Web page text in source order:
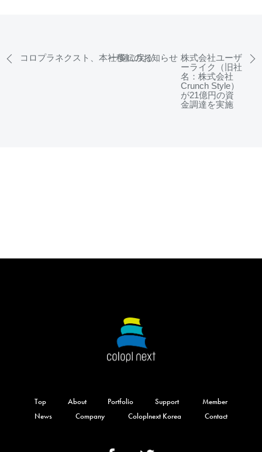
コロプラネクスト、本社移転のお知らせ
一覧に戻る
株式会社ユーザ
ーライク（旧社
名：株式会社
Crunch Style）
が21億円の資
金調達を実施
Top About Portfolio Support
Member
News
Company Coloplnext Korea Contact